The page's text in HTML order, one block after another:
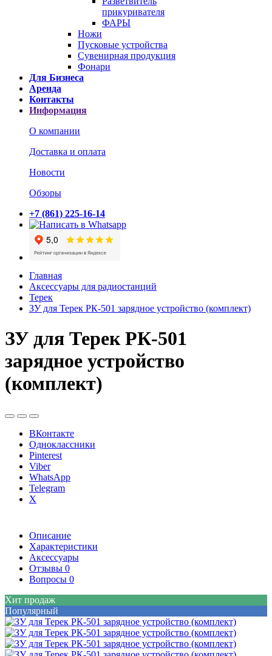
прикуривателя
ФАРЫ
Ножи
Пусковые устройства
Сувенирная продукция
Фонари
Для Бизнеса
Аренда
Контакты
Информация
О компании
Доставка и оплата
Новости
Обзоры
+7 (861) 225-16-14
Главная
Аксессуары для радиостанций
Терек
ЗУ для Терек РК-501 зарядное устройство (комплект)
ЗУ для Терек РК-501
зарядное устройство
(комплект)
ВКонтакте
Одноклассники
Pinterest
Viber
WhatsApp
Telegram
X
Описание
Характеристики
Аксессуары
Отзывы 0
Вопросы 0
Хит продаж
Популярный